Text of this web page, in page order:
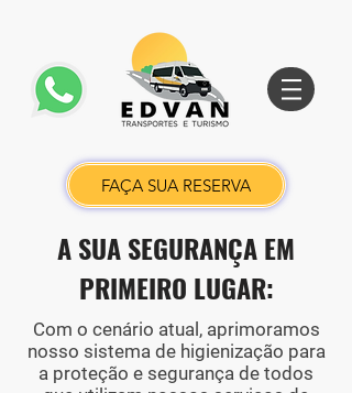
FAÇA SUA RESERVA
A SUA SEGURANÇA EM
PRIMEIRO LUGAR:
Com o cenário atual, aprimoramos
nosso sistema de higienização para
a proteção e segurança de todos